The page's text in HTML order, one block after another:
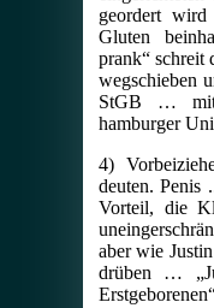
geordert
Gluten
prank“ schreit
wegschieben
StGB … mit
hamburger
4)
deuten. Penis
Vorteil, die
aber wie
drüben …